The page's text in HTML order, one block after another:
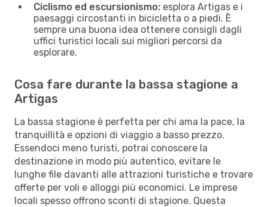
Ciclismo ed escursionismo: esplora Artigas e i
paesaggi circostanti in bicicletta o a piedi. È
sempre una buona idea ottenere consigli dagli
uffici turistici locali sui migliori percorsi da
esplorare.
Cosa fare durante la bassa stagione a
Artigas
La bassa stagione è perfetta per chi ama la pace, la
tranquillità e opzioni di viaggio a basso prezzo.
Essendoci meno turisti, potrai conoscere la
destinazione in modo più autentico, evitare le
lunghe file davanti alle attrazioni turistiche e trovare
offerte per voli e alloggi più economici. Le imprese
locali spesso offrono sconti di stagione. Questa